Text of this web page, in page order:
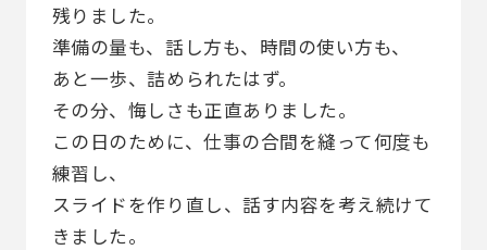
残りました。
準備の量も、話し方も、時間の使い方も、
あと一歩、詰められたはず。
その分、悔しさも正直ありました。
この日のために、仕事の合間を縫って何度も
練習し、
スライドを作り直し、話す内容を考え続けて
きました。